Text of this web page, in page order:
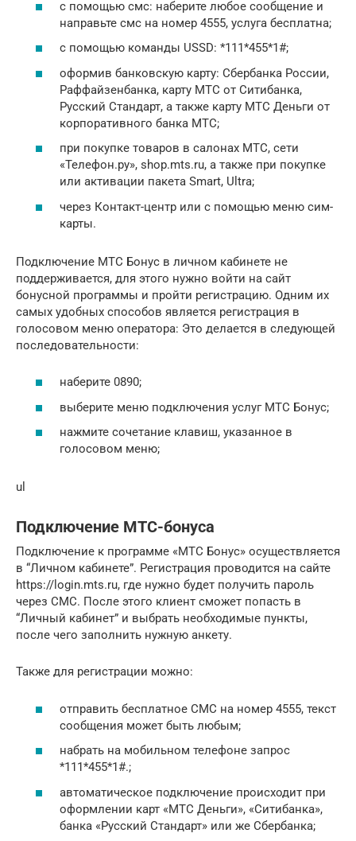
с помощью смс: наберите любое сообщение и
направьте смс на номер 4555, услуга бесплатна;
с помощью команды USSD: *111*455*1#;
оформив банковскую карту: Сбербанка России,
Раффайзенбанка, карту МТС от Ситибанка,
Русский Стандарт, а также карту МТС Деньги от
корпоративного банка МТС;
при покупке товаров в салонах МТС, сети
«Телефон.ру», shop.mts.ru, а также при покупке
или активации пакета Smart, Ultra;
через Контакт-центр или с помощью меню сим-
карты.
Подключение МТС Бонус в личном кабинете не
поддерживается, для этого нужно войти на сайт
бонусной программы и пройти регистрацию. Одним их
самых удобных способов является регистрация в
голосовом меню оператора: Это делается в следующей
последовательности:
наберите 0890;
выберите меню подключения услуг МТС Бонус;
нажмите сочетание клавиш, указанное в
голосовом меню;
ul
Подключение МТС-бонуса
Подключение к программе «МТС Бонус» осуществляется
в “Личном кабинете”. Регистрация проводится на сайте
https://login.mts.ru, где нужно будет получить пароль
через СМС. После этого клиент сможет попасть в
“Личный кабинет” и выбрать необходимые пункты,
после чего заполнить нужную анкету.
Также для регистрации можно:
отправить бесплатное СМС на номер 4555, текст
сообщения может быть любым;
набрать на мобильном телефоне запрос
*111*455*1#.;
автоматическое подключение происходит при
оформлении карт «МТС Деньги», «Ситибанка»,
банка «Русский Стандарт» или же Сбербанка;